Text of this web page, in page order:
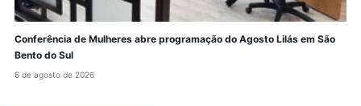
Conferência de Mulheres abre programação do Agosto Lilás em São
Bento do Sul
6 de agosto de 2026